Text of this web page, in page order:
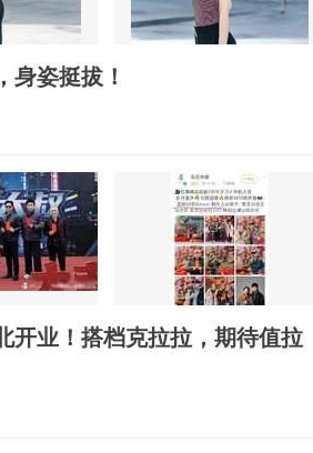
身姿挺拔！
开业！搭档克拉拉，期待值拉